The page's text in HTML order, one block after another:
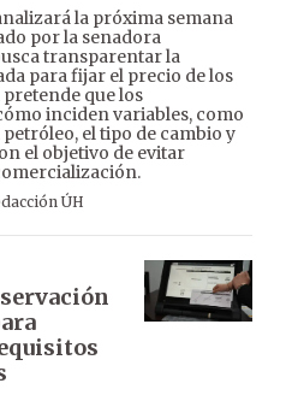
la próxima semana
por la senadora
transparentar la
para fijar el precio de los
que los
inciden variables, como
el tipo de cambio y
el objetivo de evitar
ÚH